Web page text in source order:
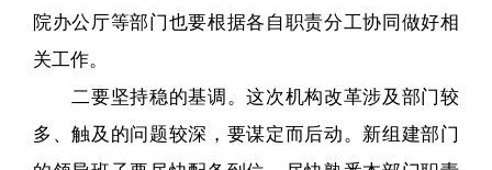
院办公厅等部门也要根据各自职责分工协同做好相
关工作。
二要坚持稳的基调。这次机构改革涉及部门较
多、触及的问题较深，要谋定而后动。新组建部门